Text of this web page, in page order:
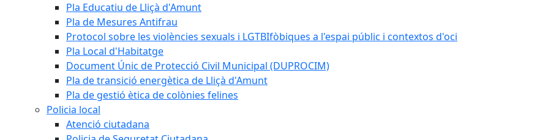
Pla Educatiu de Lliçà d'Amunt
Pla de Mesures Antifrau
Protocol sobre les violències sexuals i LGTBIfòbiques a l'espai públic i contextos d'oci
Pla Local d'Habitatge
Document Únic de Protecció Civil Municipal (DUPROCIM)
Pla de transició energètica de Lliçà d'Amunt
Pla de gestió ètica de colònies felines
Policia local
Atenció ciutadana